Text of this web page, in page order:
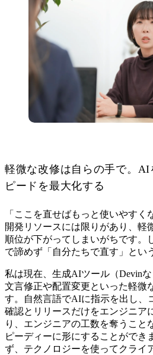
軽微な改修は自らの手で。AI
ピードを最大化する
「ここを直せばもっと使いやすく
開発リソースには限りがあり、軽
順位が下がってしまいがちです。
で諦めず「自分たちで直す」とい
私は現在、生成AIツール（Devin
文言修正や配置変更といった軽微
す。自然言語でAIに指示を出し、
確認とリリースだけをエンジニア
り、エンジニアの工数を奪うこと
ピーディーに形にすることができ
ず、テクノロジーを使ってクライ